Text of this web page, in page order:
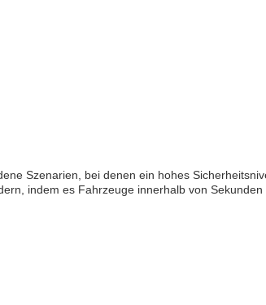
Szenarien, bei denen ein hohes
indem es Fahrzeuge innerhalb von